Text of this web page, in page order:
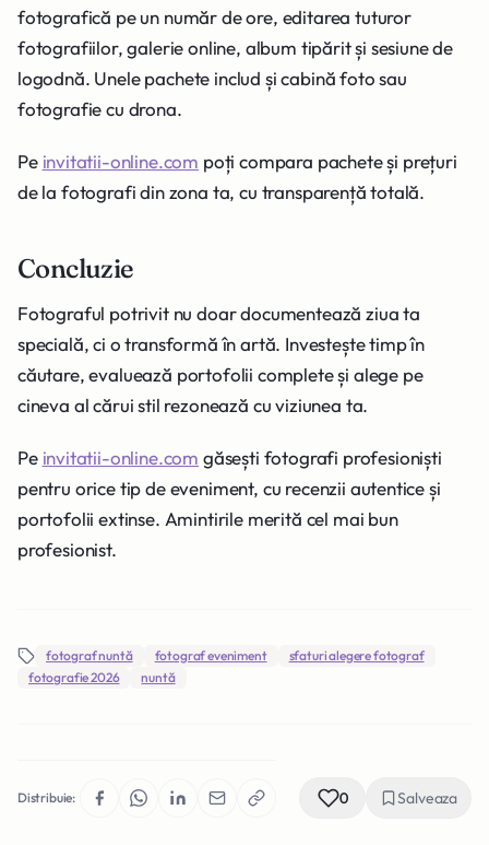
fotografică pe un număr de ore, editarea tuturor
fotografiilor, galerie online, album tipărit și sesiune de
logodnă. Unele pachete includ și cabină foto sau
fotografie cu drona.
Pe invitatii-online.com poți compara pachete și prețuri
de la fotografi din zona ta, cu transparență totală.
Concluzie
Fotograful potrivit nu doar documentează ziua ta
specială, ci o transformă în artă. Investește timp în
căutare, evaluează portofolii complete și alege pe
cineva al cărui stil rezonează cu viziunea ta.
Pe invitatii-online.com găsești fotografi profesioniști
pentru orice tip de eveniment, cu recenzii autentice și
portofolii extinse. Amintirile merită cel mai bun
profesionist.
fotograf nuntă fotograf eveniment
sfaturi alegere fotograf
fotografie 2026
nuntă
Distribuie: 0 Salveaza